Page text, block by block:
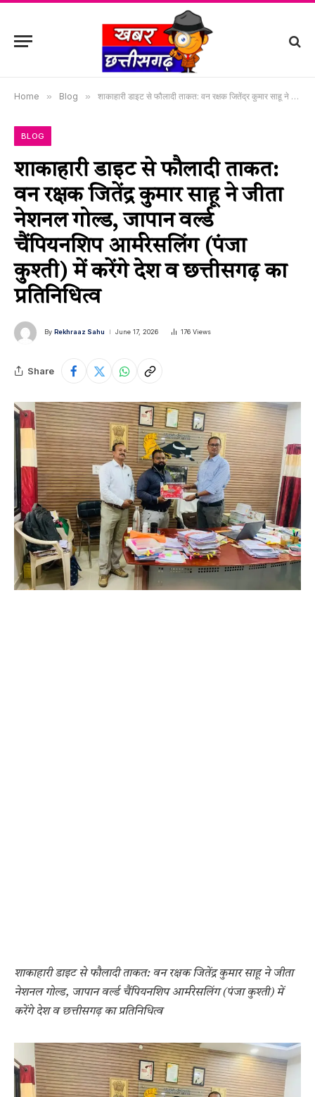
Home » Blog » शाकाहारी डाइट से फौलादी ताकत: वन रक्षक जितेंद्र कुमार साहू ने जीता नेशनल गोल्ड, जापान वर्ल्ड चैंपियनशिप आर्मरेसलिंग (पंजा कुश्ती) में करेंगे देश व छत्तीसगढ़ का प्रतिनिधित्व
BLOG
शाकाहारी डाइट से फौलादी ताकत:
वन रक्षक जितेंद्र कुमार साहू ने जीता
नेशनल गोल्ड, जापान वर्ल्ड
चैंपियनशिप आर्मरेसलिंग (पंजा
कुश्ती) में करेंगे देश व छत्तीसगढ़ का
प्रतिनिधित्व
By Rekhraaz Sahu June 17, 2026 176 Views
Share
शाकाहारी डाइट से फौलादी ताकत: वन रक्षक जितेंद्र कुमार साहू ने जीता
नेशनल गोल्ड, जापान वर्ल्ड चैंपियनशिप आर्मरेसलिंग (पंजा कुश्ती) में
करेंगे देश व छत्तीसगढ़ का प्रतिनिधित्व